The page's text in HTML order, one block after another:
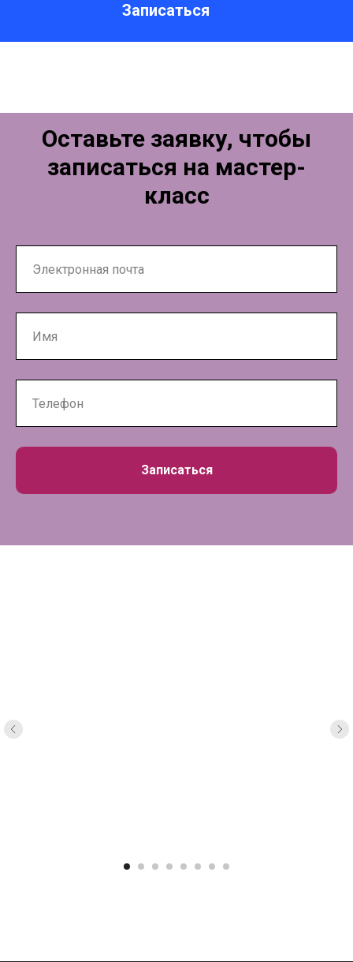
Записаться
Оставьте заявку, чтобы
записаться на мастер-
класс
Записаться